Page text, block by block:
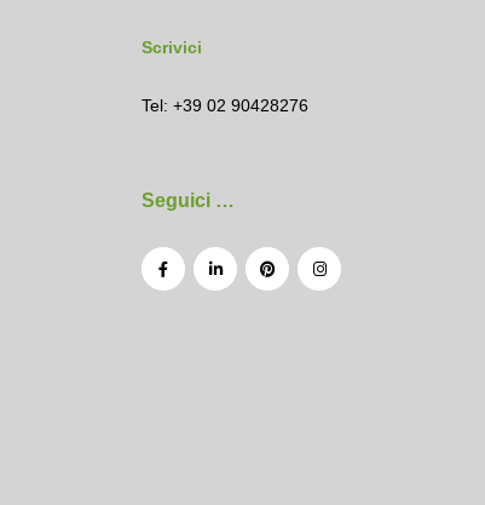
Scrivici
Tel: +39 02 90428276
Seguici …